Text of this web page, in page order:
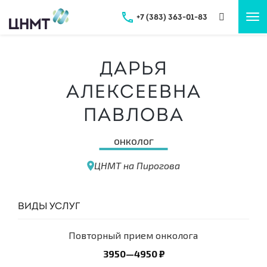
+7 (383) 363-01-83
Дарья
Алексеевна
Павлова
онколог
ЦНМТ на Пирогова
ВИДЫ УСЛУГ
Повторный прием онколога
3950—4950 ₽